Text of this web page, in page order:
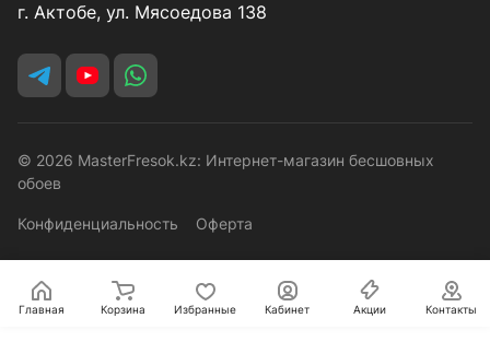
г. Актобе, ул. Мясоедова 138
© 2026 MasterFresok.kz: Интернет-магазин бесшовных
обоев
Конфиденциальность Оферта
Главная Корзина Избранные Кабинет Акции Контакты